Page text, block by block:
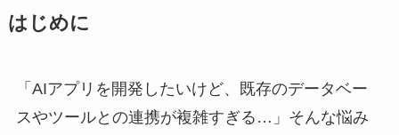
はじめに
「AIアプリを開発したいけど、既存のデータベー
スやツールとの連携が複雑すぎる…」そんな悩み